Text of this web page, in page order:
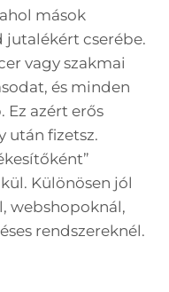
mások
jutalékért cserébe.
vagy szakmai
és minden
Ez azért erős
után fizetsz.
Különösen jól
webshopoknál,
rendszereknél.